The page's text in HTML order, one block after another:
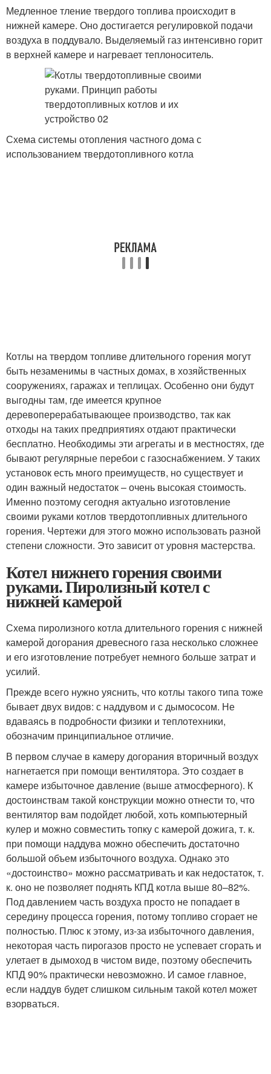
Медленное тление твердого топлива происходит в
нижней камере. Оно достигается регулировкой подачи
воздуха в поддувало. Выделяемый газ интенсивно горит
в верхней камере и нагревает теплоноситель.
Схема системы отопления частного дома с
использованием твердотопливного котла
Котлы на твердом топливе длительного горения могут
быть незаменимы в частных домах, в хозяйственных
сооружениях, гаражах и теплицах. Особенно они будут
выгодны там, где имеется крупное
деревоперерабатывающее производство, так как
отходы на таких предприятиях отдают практически
бесплатно. Необходимы эти агрегаты и в местностях, где
бывают регулярные перебои с газоснабжением. У таких
установок есть много преимуществ, но существует и
один важный недостаток – очень высокая стоимость.
Именно поэтому сегодня актуально изготовление
своими руками котлов твердотопливных длительного
горения. Чертежи для этого можно использовать разной
степени сложности. Это зависит от уровня мастерства.
Котел нижнего горения своими
руками. Пиролизный котел с
нижней камерой
Схема пиролизного котла длительного горения с нижней
камерой догорания древесного газа несколько сложнее
и его изготовление потребует немного больше затрат и
усилий.
Прежде всего нужно уяснить, что котлы такого типа тоже
бывает двух видов: с наддувом и с дымососом. Не
вдаваясь в подробности физики и теплотехники,
обозначим принципиальное отличие.
В первом случае в камеру догорания вторичный воздух
нагнетается при помощи вентилятора. Это создает в
камере избыточное давление (выше атмосферного). К
достоинствам такой конструкции можно отнести то, что
вентилятор вам подойдет любой, хоть компьютерный
кулер и можно совместить топку с камерой дожига, т. к.
при помощи наддува можно обеспечить достаточно
большой объем избыточного воздуха. Однако это
«достоинство» можно рассматривать и как недостаток, т.
к. оно не позволяет поднять КПД котла выше 80–82%.
Под давлением часть воздуха просто не попадает в
середину процесса горения, потому топливо сгорает не
полностью. Плюс к этому, из-за избыточного давления,
некоторая часть пирогазов просто не успевает сгорать и
улетает в дымоход в чистом виде, поэтому обеспечить
КПД 90% практически невозможно. И самое главное,
если наддув будет слишком сильным такой котел может
взорваться.